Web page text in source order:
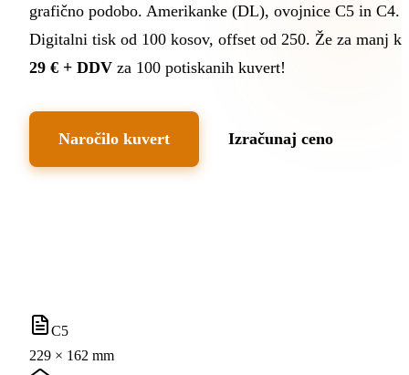
grafično podobo. Amerikanke (DL), ovojnice C5 in C4.
Digitalni tisk od 100 kosov, offset od 250. Že za manj
29 € + DDV za 100 potiskanih kuvert!
Naročilo kuvert Izračunaj ceno
C5
229 × 162 mm